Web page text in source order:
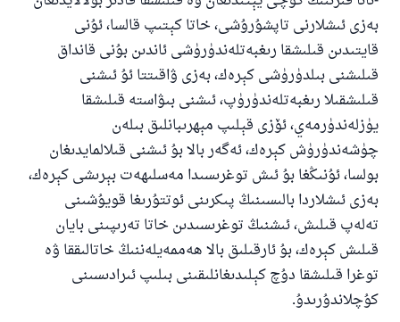
بەزى ئىشلارنى تاپشۇرۇشى، خاتا كېتىپ قالسا، ئۇنى
قايتىدىن قىلىشقا رىغبەتلەندۈرۈشى ئاندىن بۇنى قانداق
قىلىشنى بىلدۈرۈشى كېرەك، بەزى ۋاقىتتا ئۇ ئىشنى
قىلىشقىلا رىغبەتلەندۈرۈپ، ئىشنى بىۋاستە قىلىشقا
يۈزلەندۈرمەي، ئۆزى قېلىپ مېھرىبانلىق بىلەن
چۈشەندۈرۈش كېرەك، ئەگەر بالا بۇ ئىشنى قىلالمايدىغان
بولسا، ئۇنىڭغا بۇ ئىش توغرىسىدا مەسلىھەت بېرىشى كېرەك،
بەزى ئىشلاردا بالىسىنىڭ پىكرىنى ئوتتۇرىغا قويۇشىنى
تەلەپ قىلىش، ئىشنىڭ توغرىسىدىن خاتا تەرىپىنى بايان
قىلىش كېرەك، بۇ ئارقىلىق بالا ھەممەيلەننىڭ خاتالىققا ۋە
توغرا قىلىشقا دۇچ كېلىدىغانلىقىنى بىلىپ ئىرادىسىنى
كۇچلاندۇرىدۇ.
ئىئائە